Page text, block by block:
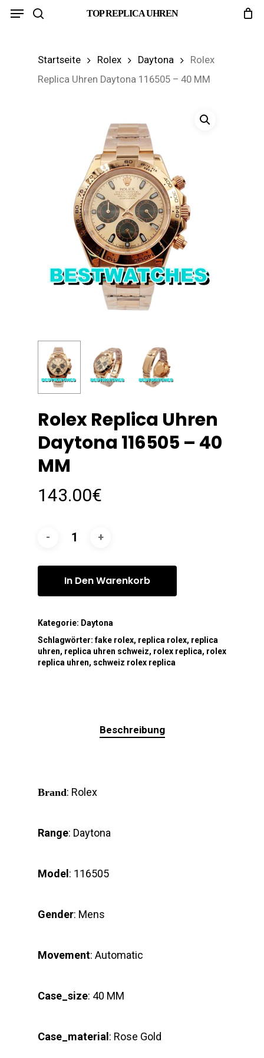
Skip
TOP REPLICA UHREN
Menu
Startseite Rolex Daytona
Rolex
Replica Uhren Daytona 116505 – 40 MM
Rolex Replica Uhren
Daytona 116505 – 40
MM
143.00€
In Den Warenkorb
Kategorie: Daytona
Schlagwörter:fake rolex, replica rolex, replica
uhren, replica uhren schweiz, rolex replica, rolex
replica uhren, schweiz rolex replica
Beschreibung
Brand: Rolex
Range: Daytona
Model: 116505
Gender: Mens
Movement: Automatic
Case_size: 40 MM
Case_material: Rose Gold